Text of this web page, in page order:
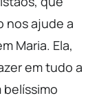
nos ajude a
Maria. Ela,
em tudo a